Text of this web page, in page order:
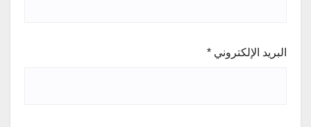
البريد الإلكتروني *